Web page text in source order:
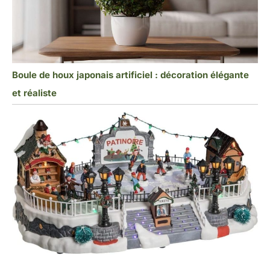
Boule de houx japonais artificiel : décoration élégante
et réaliste